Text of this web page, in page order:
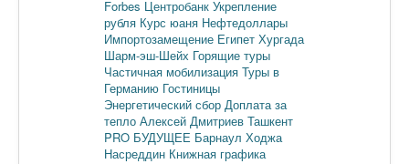
Forbes Центробанк Укрепление
рубля Курс юаня Нефтедоллары
Импортозамещение Египет Хургада
Шарм-эш-Шейх Горящие туры
Частичная мобилизация Туры в
Германию Гостиницы
Энергетический сбор Доплата за
тепло Алексей Дмитриев Ташкент
PRO БУДУЩЕЕ Барнаул Ходжа
Насреддин Книжная графика